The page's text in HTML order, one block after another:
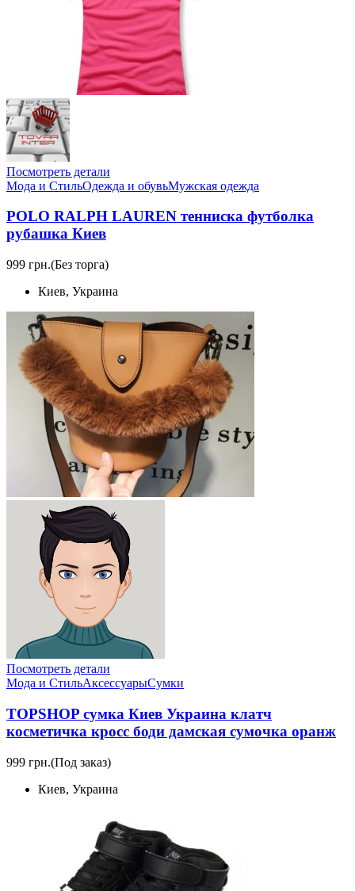
Посмотреть детали
Мода и СтильОдежда и обувьМужская одежда
POLO RALPH LAUREN тенниска футболка
рубашка Киев
999 грн.(Без торга)
Киев, Украина
Посмотреть детали
Мода и СтильАксессуарыСумки
TOPSHOP сумка Киев Украина клатч
косметичка кросс боди дамская сумочка оранж
999 грн.(Под заказ)
Киев, Украина